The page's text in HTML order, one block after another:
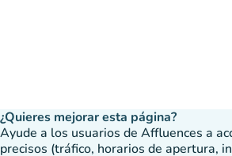
¿Quieres mejorar esta página?
Ayude a los usuarios de Affluences a
precisos (tráfico, horarios de apertura,